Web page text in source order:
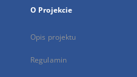
O Projekcie
Opis projektu
Regulamin